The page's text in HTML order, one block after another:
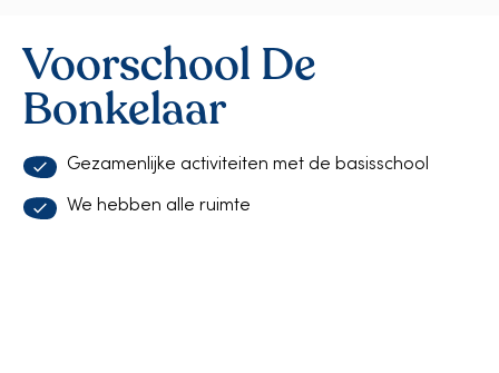
Voorschool De
Bonkelaar
Gezamenlijke activiteiten met de basisschool
We hebben alle ruimte